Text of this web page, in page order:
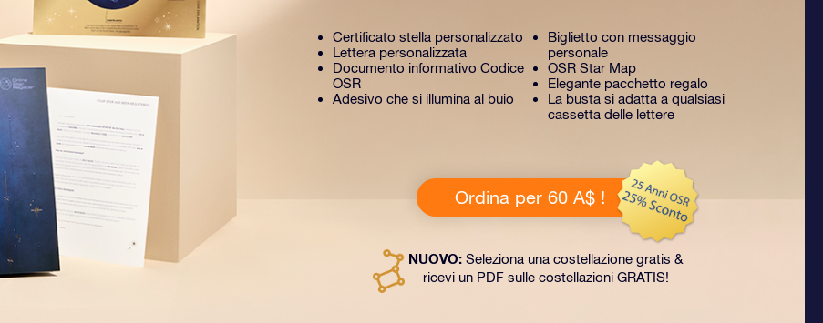
Certificato stella personalizzato
Lettera personalizzata
Documento informativo Codice
OSR
Adesivo che si illumina al buio
Biglietto con messaggio
personale
OSR Star Map
Elegante pacchetto regalo
La busta si adatta a qualsiasi
cassetta delle lettere
Ordina per 60 A$ !
NUOVO: Seleziona una costellazione gratis &
ricevi un PDF sulle costellazioni GRATIS!